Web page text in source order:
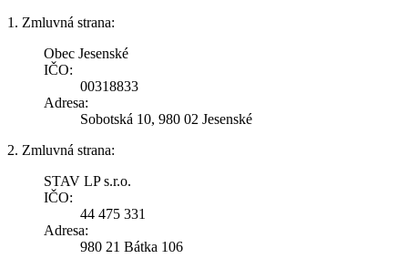
1. Zmluvná strana:
Obec Jesenské
IČO:
00318833
Adresa:
Sobotská 10, 980 02 Jesenské
2. Zmluvná strana:
STAV LP s.r.o.
IČO:
44 475 331
Adresa:
980 21 Bátka 106